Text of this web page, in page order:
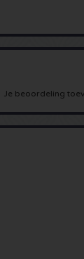
Je beoordeling